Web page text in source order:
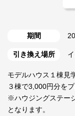
期間
引き換え場所
モデルハウス１棟見
３棟で3,000円分を
※ハウジングステー
となります。